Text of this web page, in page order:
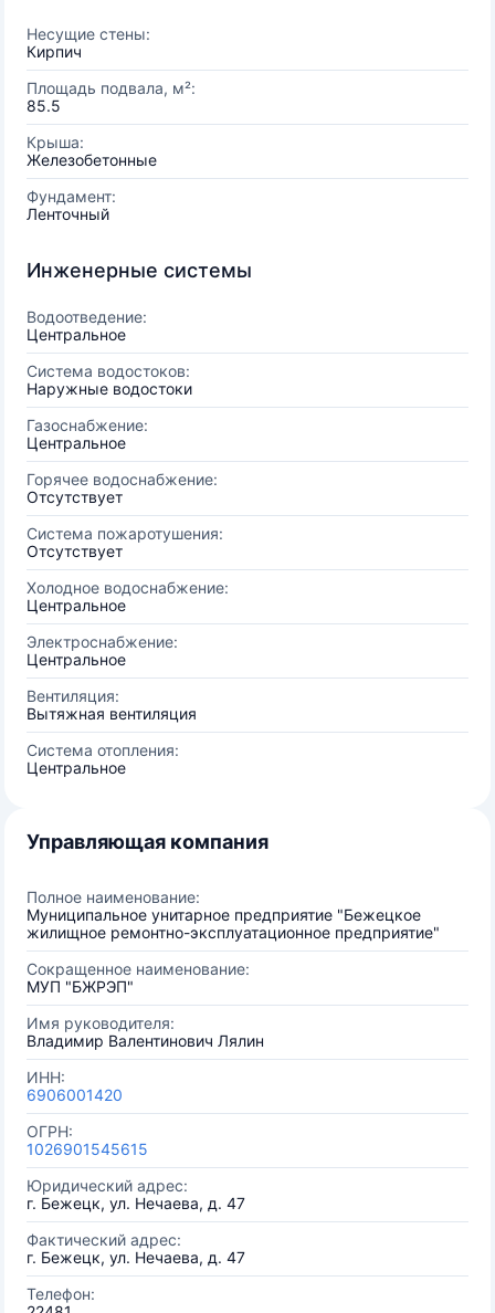
Несущие стены:
Кирпич
Площадь подвала, м²:
85.5
Крыша:
Железобетонные
Фундамент:
Ленточный
Инженерные системы
Водоотведение:
Центральное
Система водостоков:
Наружные водостоки
Газоснабжение:
Центральное
Горячее водоснабжение:
Отсутствует
Система пожаротушения:
Отсутствует
Холодное водоснабжение:
Центральное
Электроснабжение:
Центральное
Вентиляция:
Вытяжная вентиляция
Система отопления:
Центральное
Управляющая компания
Полное наименование:
Муниципальное унитарное предприятие "Бежецкое
жилищное ремонтно-эксплуатационное предприятие"
Сокращенное наименование:
МУП "БЖРЭП"
Имя руководителя:
Владимир Валентинович Лялин
ИНН:
6906001420
ОГРН:
1026901545615
Юридический адрес:
г. Бежецк, ул. Нечаева, д. 47
Фактический адрес:
г. Бежецк, ул. Нечаева, д. 47
Телефон: